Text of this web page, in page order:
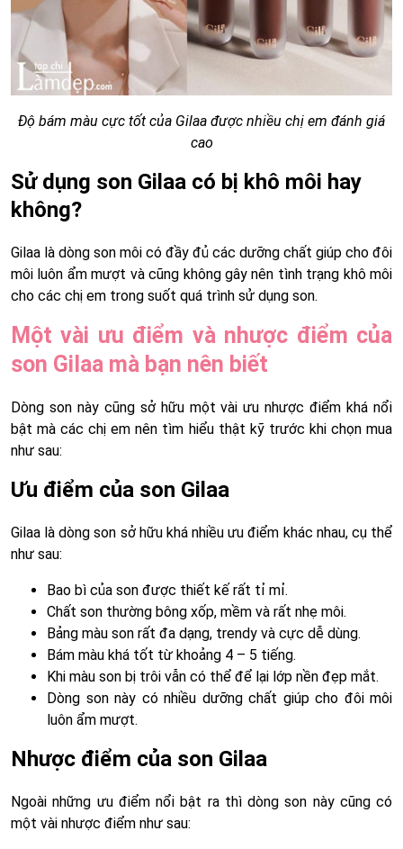
Độ bám màu cực tốt của Gilaa được nhiều chị em đánh giá
cao
Sử dụng son Gilaa có bị khô môi hay
không?
Gilaa là dòng son môi có đầy đủ các dưỡng chất giúp cho đôi
môi luôn ẩm mượt và cũng không gây nên tình trạng khô môi
cho các chị em trong suốt quá trình sử dụng son.
Một vài ưu điểm và nhược điểm của
son Gilaa mà bạn nên biết
Dòng son này cũng sở hữu một vài ưu nhược điểm khá nổi
bật mà các chị em nên tìm hiểu thật kỹ trước khi chọn mua
như sau:
Ưu điểm của son Gilaa
Gilaa là dòng son sở hữu khá nhiều ưu điểm khác nhau, cụ thể
như sau:
Bao bì của son được thiết kế rất tỉ mỉ.
Chất son thường bông xốp, mềm và rất nhẹ môi.
Bảng màu son rất đa dạng, trendy và cực dễ dùng.
Bám màu khá tốt từ khoảng 4 – 5 tiếng.
Khi màu son bị trôi vẫn có thể để lại lớp nền đẹp mắt.
Dòng son này có nhiều dưỡng chất giúp cho đôi môi
luôn ẩm mượt.
Nhược điểm của son Gilaa
Ngoài những ưu điểm nổi bật ra thì dòng son này cũng có
một vài nhược điểm như sau: